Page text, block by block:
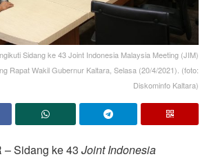
Sidang ke 43 Joint Indonesia Malaysia Meeting (JIM)
Rapat Wakil Gubernur Kaltara, Selasa (20/4/2021). (foto:
Diskominfo Kaltara)
– Sidang ke 43 Joint Indonesia